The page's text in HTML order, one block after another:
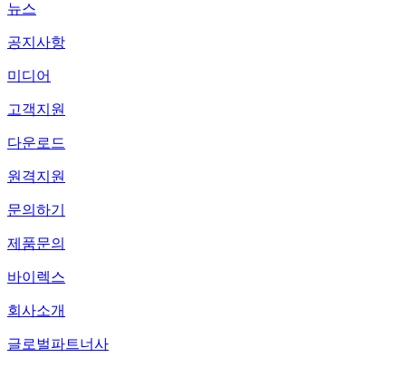
뉴스
공지사항
미디어
고객지원
다운로드
원격지원
문의하기
제품문의
바이렉스
회사소개
글로벌파트너사